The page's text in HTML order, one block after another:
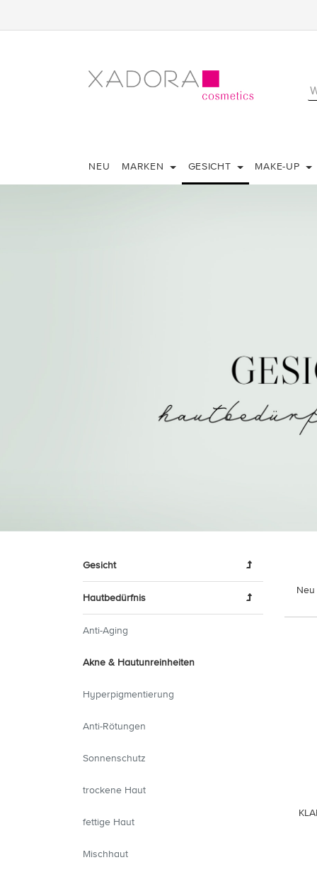
NEU MARKEN GESICHT MAKE-UP
Gesicht
Hautbedürfnis
Anti-Aging
Akne & Hautunreinheiten
Hyperpigmentierung
Anti-Rötungen
Sonnenschutz
trockene Haut
fettige Haut
Mischhaut